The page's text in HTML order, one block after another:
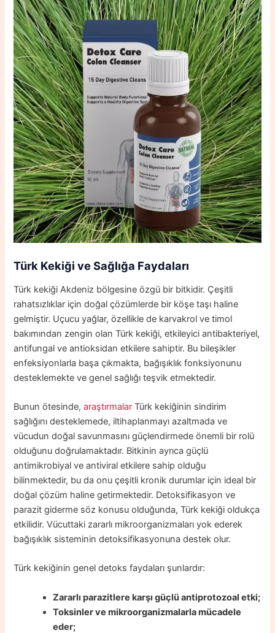
Türk Kekiği ve Sağlığa Faydaları
Türk kekiği Akdeniz bölgesine özgü bir bitkidir. Çeşitli
rahatsızlıklar için doğal çözümlerde bir köşe taşı haline
gelmiştir. Uçucu yağlar, özellikle de karvakrol ve timol
bakımından zengin olan Türk kekiği, etkileyici antibakteriyel,
antifungal ve antioksidan etkilere sahiptir. Bu bileşikler
enfeksiyonlarla başa çıkmakta, bağışıklık fonksiyonunu
desteklemekte ve genel sağlığı teşvik etmektedir.
Bunun ötesinde,araştırmalar Türk kekiğinin sindirim
sağlığını desteklemede, iltihaplanmayı azaltmada ve
vücudun doğal savunmasını güçlendirmede önemli bir rolü
olduğunu doğrulamaktadır. Bitkinin ayrıca güçlü
antimikrobiyal ve antiviral etkilere sahip olduğu
bilinmektedir, bu da onu çeşitli kronik durumlar için ideal bir
doğal çözüm haline getirmektedir. Detoksifikasyon ve
parazit giderme söz konusu olduğunda, Türk kekiği oldukça
etkilidir. Vücuttaki zararlı mikroorganizmaları yok ederek
bağışıklık sisteminin detoksifikasyonuna destek olur.
Türk kekiğinin genel detoks faydaları şunlardır:
Zararlı parazitlere karşı güçlü antiprotozoal etki;
Toksinler ve mikroorganizmalarla mücadele
eder;